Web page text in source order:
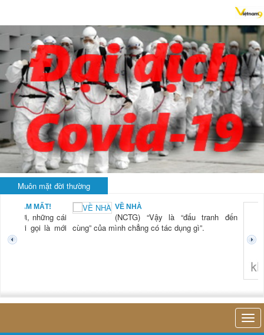
Muôn mặt đời thường
NAM MẤT!
“Xời, những cái
mới gọi là mới
VỀ NHÀ
(NCTG) “Vậy là “đấu tranh đến
cùng” của mình chẳng có tác dụng gì”.